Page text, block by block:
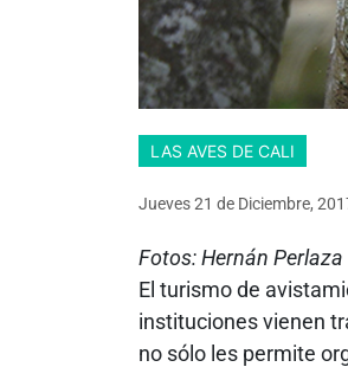
LAS AVES DE CALI
Jueves 21 de Diciembre,
Fotos: Hernán Perlaza
El turismo de
instituciones vienen
no sólo les permite